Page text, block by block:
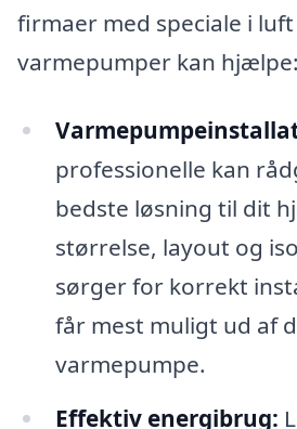
firmaer med speciale i
varmepumper kan hjælpe:
professionelle kan
bedste løsning til dit
størrelse, layout og
sørger for korrekt
får mest muligt ud af
varmepumpe.
Effektiv energibrug: